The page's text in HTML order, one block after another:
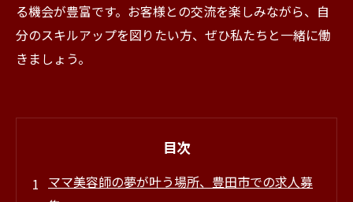
る機会が豊富です。お客様との交流を楽しみながら、自
分のスキルアップを図りたい方、ぜひ私たちと一緒に働
きましょう。
目次
ママ美容師の夢が叶う場所、豊田市での求人募